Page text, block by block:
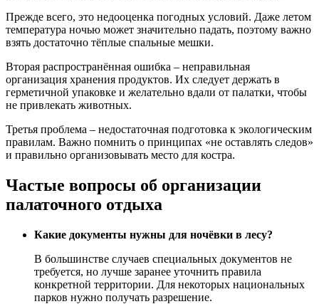
Прежде всего, это недооценка погодных условий. Даже летом
температура ночью может значительно падать, поэтому важно
взять достаточно тёплые спальные мешки.
Вторая распространённая ошибка – неправильная
организация хранения продуктов. Их следует держать в
герметичной упаковке и желательно вдали от палатки, чтобы
не привлекать животных.
Третья проблема – недостаточная подготовка к экологическим
правилам. Важно помнить о принципах «не оставлять следов»
и правильно организовывать место для костра.
Частые вопросы об организации
палаточного отдыха
Какие документы нужны для ночёвки в лесу?
В большинстве случаев специальных документов не
требуется, но лучше заранее уточнить правила
конкретной территории. Для некоторых национальных
парков нужно получать разрешение.